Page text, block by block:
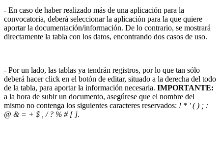
- En caso de haber realizado más de una aplicación para la
convocatoria, deberá seleccionar la aplicación para la que quiere
aportar la documentación/información. De lo contrario, se mostrará
directamente la tabla con los datos, encontrando dos casos de uso.
- Por un lado, las tablas ya tendrán registros, por lo que tan sólo
deberá hacer click en el botón de editar, situado a la derecha del todo
de la tabla, para aportar la información necesaria. IMPORTANTE:
a la hora de subir un documento, asegúrese que el nombre del
mismo no contenga los siguientes caracteres reservados: ! * ' ( ) ; :
@ & = + $ , / ? % # [ ].